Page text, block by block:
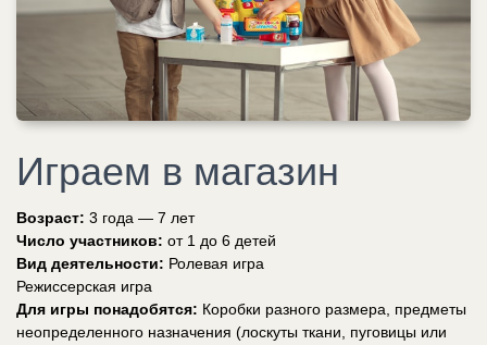
Играем в магазин
Возраст: 3 года — 7 лет
Число участников: от 1 до 6 детей
Вид деятельности: Ролевая игра
Режиссерская игра
Для игры понадобятся: Коробки разного размера, предметы
неопределенного назначения (лоскуты ткани, пуговицы или